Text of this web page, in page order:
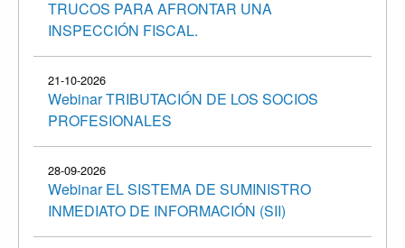
TRUCOS PARA AFRONTAR UNA
INSPECCIÓN FISCAL.
21-10-2026
Webinar TRIBUTACIÓN DE LOS SOCIOS
PROFESIONALES
28-09-2026
Webinar EL SISTEMA DE SUMINISTRO
INMEDIATO DE INFORMACIÓN (SII)